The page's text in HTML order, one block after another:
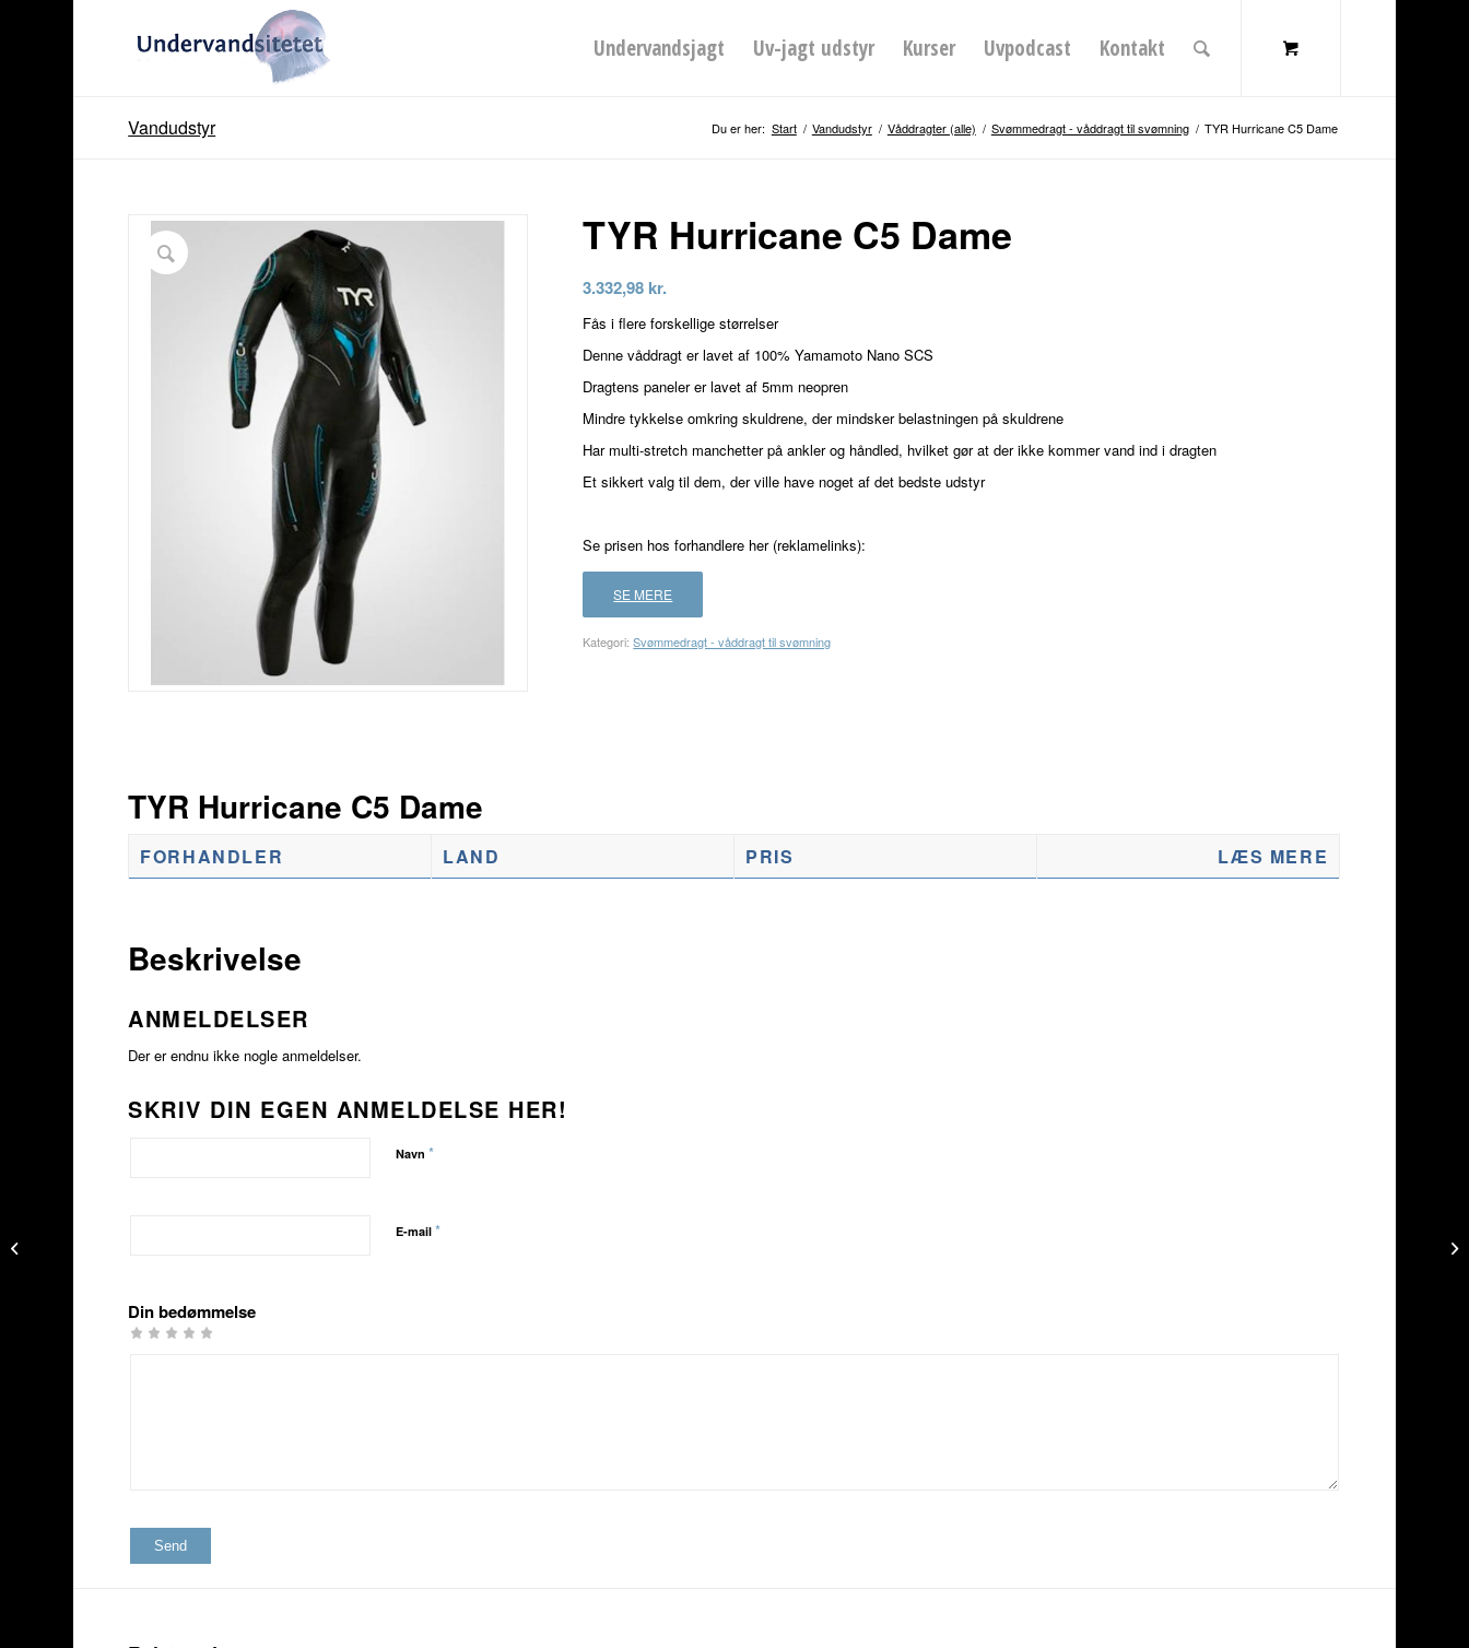
Undervandsjagt Uv-jagt udstyr Kurser Uvpodcast Kontakt
Vandudstyr Du er her: Start / Vandudstyr / Våddragter (alle) / Svømmedragt - våddragt til svømning / TYR Hurricane C5 Dame
TYR Hurricane C5 Dame
3.332,98 kr.
Fås i flere forskellige størrelser
Denne våddragt er lavet af 100% Yamamoto Nano SCS
Dragtens paneler er lavet af 5mm neopren
Mindre tykkelse omkring skuldrene, der mindsker belastningen på skuldrene
Har multi-stretch manchetter på ankler og håndled, hvilket gør at der ikke kommer vand ind i dragten
Et sikkert valg til dem, der ville have noget af det bedste udstyr
Se prisen hos forhandlere her (reklamelinks):
SE MERE
Kategori:Svømmedragt - våddragt til svømning
TYR Hurricane C5 Dame
FORHANDLER LAND PRIS LÆS MERE
Beskrivelse
ANMELDELSER
Der er endnu ikke nogle anmeldelser.
SKRIV DIN EGEN ANMELDELSE HER!
Navn*
E-mail*
Din bedømmelse